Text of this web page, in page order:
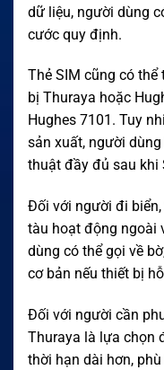
dữ liệu, người dùng
cước quy định.
Thẻ SIM cũng có
bị Thuraya hoặc
Hughes 7101. Tuy
sản xuất, người
thuật đầy đủ sau khi
Đối với người đi
tàu hoạt động ngoài
dùng có thể gọi về
cơ bản nếu thiết bị
Đối với người cần
Thuraya là lựa chọn
thời hạn dài hơn,